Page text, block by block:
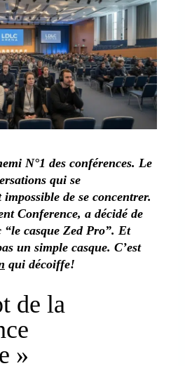
N°1 des conférences. Le
qui se
de se concentrer.
Conference, a décidé de
casque Zed Pro”. Et
un simple casque. C’est
qui décoiffe!
de la
»